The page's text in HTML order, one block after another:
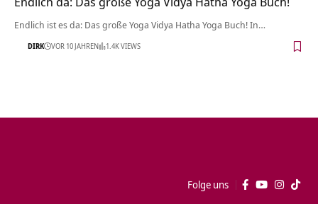
Endlich ist es da: Das große Yoga Vidya Hatha Yoga Buch! In…
DIRK VOR 10 JAHREN 1.4K VIEWS
Folge uns